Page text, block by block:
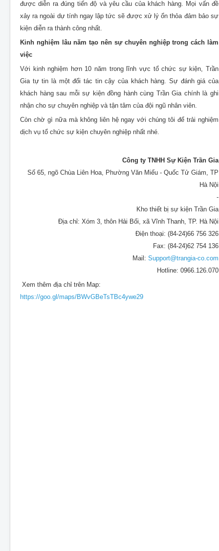
được diễn ra đúng tiến độ và yêu cầu của khách hàng. Mọi vấn đề
xảy ra ngoài dự tính ngay lập tức sẽ được xử lý ổn thỏa đảm bảo sự
kiện diễn ra thành công nhất.
Kinh nghiệm lâu năm tạo nên sự chuyên nghiệp trong cách làm
việc
Với kinh nghiệm hơn 10 năm trong lĩnh vực tổ chức sự kiện, Trần
Gia tự tin là một đối tác tin cậy của khách hàng. Sự đánh giá của
khách hàng sau mỗi sự kiện đồng hành cùng Trần Gia chính là ghi
nhận cho sự chuyên nghiệp và tận tâm của đội ngũ nhân viên.
Còn chờ gì nữa mà không liên hệ ngay với chúng tôi để trải nghiệm
dịch vụ tổ chức sự kiện chuyên nghiệp nhất nhé.
Công ty TNHH Sự Kiện Trần Gia
Số 65, ngõ Chùa Liên Hoa, Phường Văn Miếu - Quốc Tử Giám, TP
Hà Nội
-
Kho thiết bị sự kiện Trần Gia
Địa chỉ: Xóm 3, thôn Hải Bối, xã Vĩnh Thanh, TP. Hà Nội
Điện thoại: (84-24)66 756 326
Fax: (84-24)62 754 136
Mail: Support@trangia-co.com
Hotline: 0966.126.070
Xem thêm địa chỉ trên Map:
https://goo.gl/maps/BWvGBeTsTBc4ywe29